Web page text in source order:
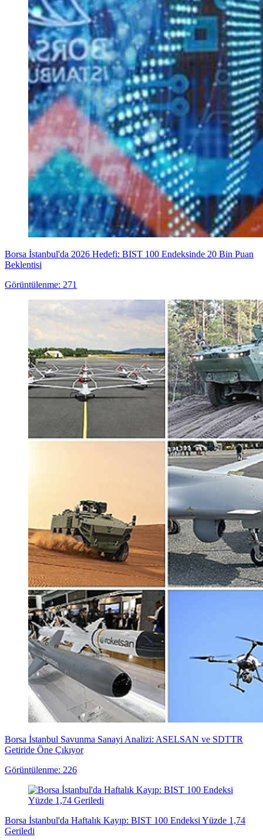
Borsa İstanbul'da 2026 Hedefi: BIST 100 Endeksinde 20 Bin Puan
Beklentisi
Görüntülenme: 271
Borsa İstanbul Savunma Sanayi Analizi: ASELSAN ve SDTTR
Getiride Öne Çıkıyor
Görüntülenme: 226
Borsa İstanbul'da Haftalık Kayıp: BIST 100 Endeksi Yüzde 1,74
Geriledi